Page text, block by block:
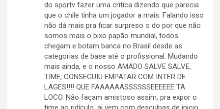
do sportv fazer uma critica dizendo que parecia
que o chile tinha um jogador a mais. Falando isso
não dá mais pra ficar surpreso o do por que não
somos mais o bixo papão mundial, todos
chegam e botam banca no Brasil desde as
categorias de base até o profissional. Mudando
mais ainda, e o nosso AMADO SALVE SALVE,
TIME, CONSEGUIU EMPATAR COM INTER DE
LAGES!!!! QUE FAAAAAASSSSSSEEEEEE TA
LOCO. Não façam amistoso assim, pra expor o